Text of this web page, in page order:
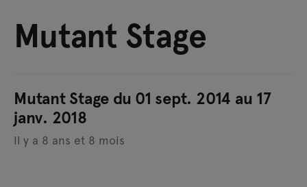
Mutant Stage
Mutant Stage du 01 sept. 2014 au 17
janv. 2018
Il y a 8 ans et 8 mois